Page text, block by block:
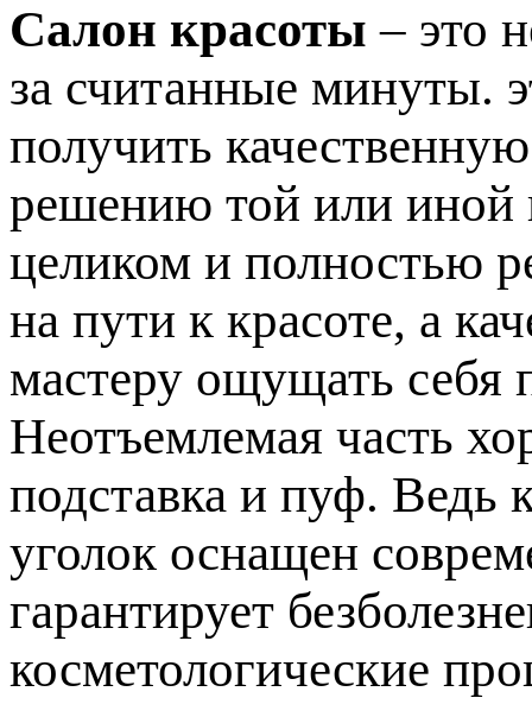
Салон красоты – это
за считанные минуты.
получить
решению той или иной
целиком и полностью
на пути к красоте, а
мастеру ощущать себя
Неотъемлемая часть
подставка и пуф. Ведь
уголок оснащен
гарантирует
косметологические